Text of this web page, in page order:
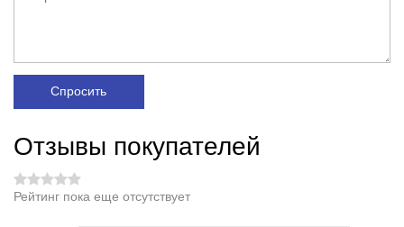
Спросить
Отзывы покупателей
Рейтинг пока еще отсутствует